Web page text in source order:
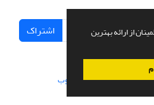
از ارائه بهترین اشتراک
طراحی و پیاده سازی از سیناوب